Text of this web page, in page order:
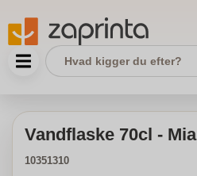
Vandflaske 70cl - Mia
10351310